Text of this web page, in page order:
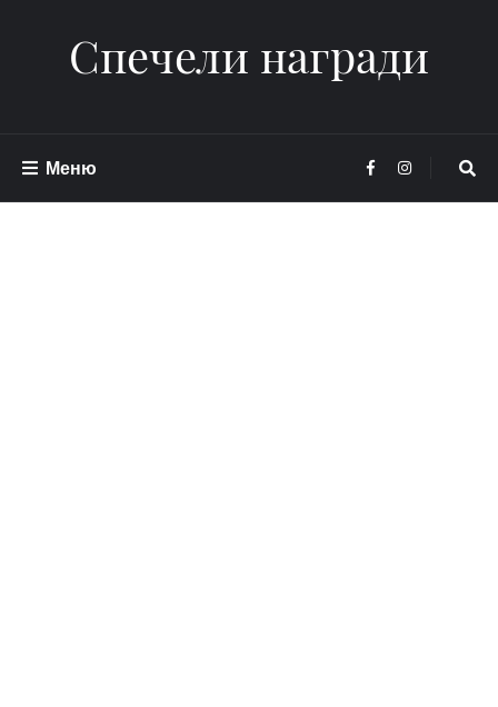
Спечели награди
Меню